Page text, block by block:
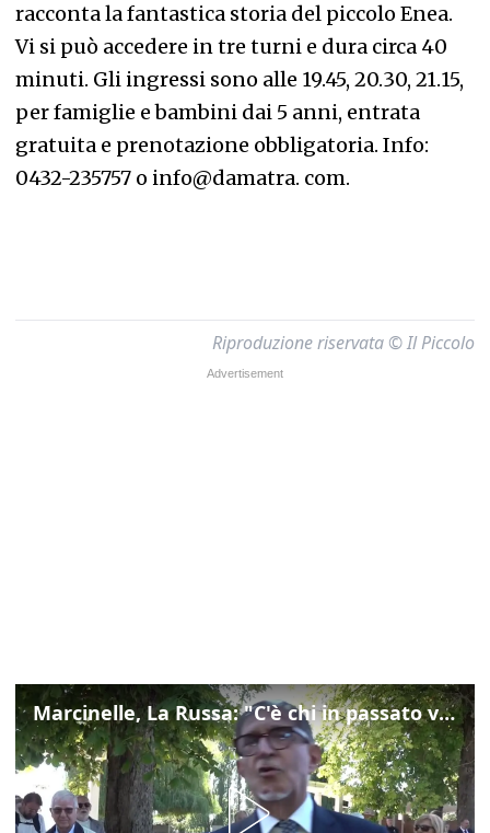
racconta la fantastica storia del piccolo Enea.
Vi si può accedere in tre turni e dura circa 40
minuti. Gli ingressi sono alle 19.45, 20.30, 21.15,
per famiglie e bambini dai 5 anni, entrata
gratuita e prenotazione obbligatoria. Info:
0432-235757 o info@damatra. com.
Riproduzione riservata © Il Piccolo
Marcinelle, La Russa: "C'è chi in passato voltava le spalle a Marcinelle"